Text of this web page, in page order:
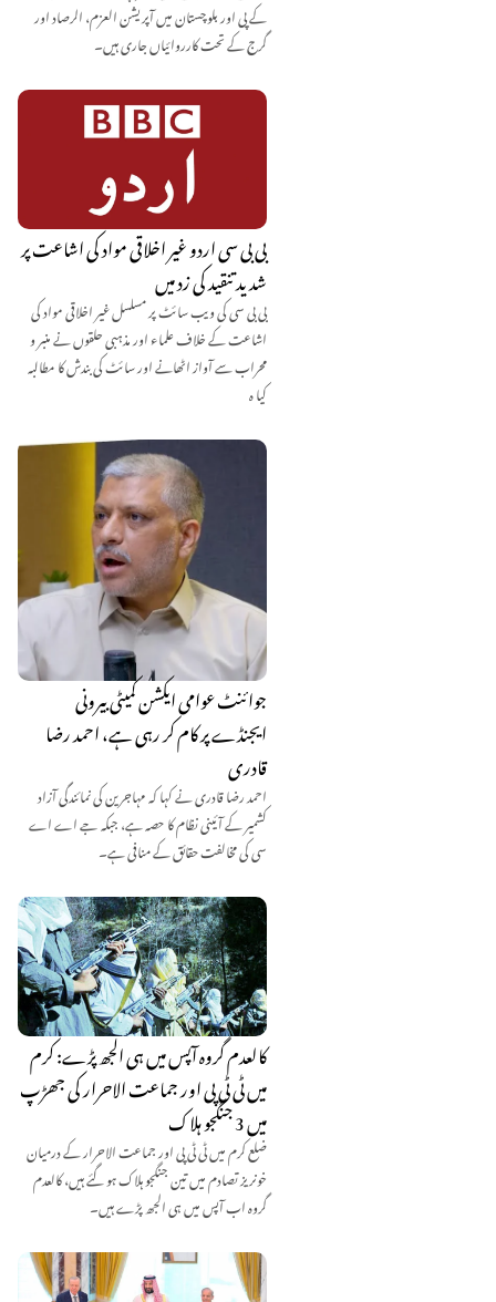
کے پی اور بلوچستان میں آپریشن العزم، الرصاد اور
گرج کے تحت کارروائیاں جاری ہیں۔
بی بی سی اردو غیر اخلاقی مواد کی اشاعت پر
شدید تنقید کی زد میں
بی بی سی کی ویب سائٹ پر مسلسل غیر اخلاقی مواد کی
اشاعت کے خلاف علماء اور مذہبی حلقوں نے منبر و
محراب سے آواز اٹھانے اور سائٹ کی بندش کا مطالبہ
کیا ہ
جوائنٹ عوامی ایکشن کمیٹی بیرونی
ایجنڈے پر کام کر رہی ہے، احمد رضا
قادری
احمد رضا قادری نے کہا کہ مہاجرین کی نمائندگی آزاد
کشمیر کے آئینی نظام کا حصہ ہے، جبکہ جے اے اے
سی کی مخالفت حقائق کے منافی ہے۔
کالعدم گروہ آپس میں ہی الجھ پڑے: کرم
میں ٹی ٹی پی اور جماعت الاحرار کی جھڑپ
میں 3 جنگجو ہلاک
ضلع کرم میں ٹی ٹی پی اور جماعت الاحرار کے درمیان
خونریز تصادم میں تین جنگجو ہلاک ہو گئے ہیں، کالعدم
گروہ اب آپس میں ہی الجھ پڑے ہیں۔